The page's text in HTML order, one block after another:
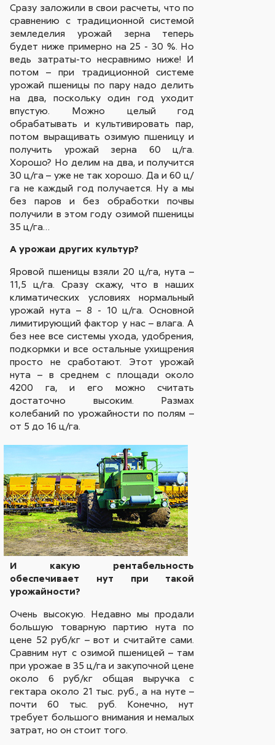
Сразу заложили в свои расчеты, что по
сравнению с традиционной системой
земледелия урожай зерна теперь
будет ниже примерно на 25 - 30 %. Но
ведь затраты-то несравнимо ниже! И
потом – при традиционной системе
урожай пшеницы по пару надо делить
на два, поскольку один год уходит
впустую. Можно целый год
обрабатывать и культивировать пар,
потом выращивать озимую пшеницу и
получить урожай зерна 60 ц/га.
Хорошо? Но делим на два, и получится
30 ц/га – уже не так хорошо. Да и 60 ц/
га не каждый год получается. Ну а мы
без паров и без обработки почвы
получили в этом году озимой пшеницы
35 ц/га…
А урожаи других культур?
Яровой пшеницы взяли 20 ц/га, нута –
11,5 ц/га. Сразу скажу, что в наших
климатических условиях нормальный
урожай нута – 8 - 10 ц/га. Основной
лимитирующий фактор у нас – влага. А
без нее все системы ухода, удобрения,
подкормки и все остальные ухищрения
просто не сработают. Этот урожай
нута – в среднем с площади около
4200 га, и его можно считать
достаточно высоким. Размах
колебаний по урожайности по полям –
от 5 до 16 ц/га.
И какую рентабельность
обеспечивает нут при такой
урожайности?
Очень высокую. Недавно мы продали
большую товарную партию нута по
цене 52 руб/кг – вот и считайте сами.
Сравним нут с озимой пшеницей – там
при урожае в 35 ц/га и закупочной цене
около 6 руб/кг общая выручка с
гектара около 21 тыс. руб., а на нуте –
почти 60 тыс. руб. Конечно, нут
требует большого внимания и немалых
затрат, но он стоит того.